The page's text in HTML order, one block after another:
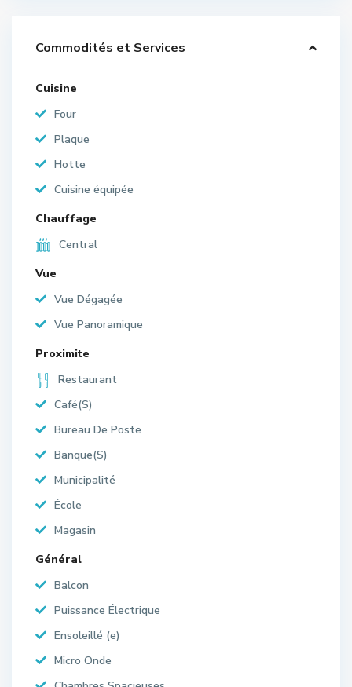
Commodités et Services
Cuisine
Four
Plaque
Hotte
Cuisine équipée
Chauffage
Central
Vue
Vue Dégagée
Vue Panoramique
Proximite
Restaurant
Café(S)
Bureau De Poste
Banque(S)
Municipalité
École
Magasin
Général
Balcon
Puissance Électrique
Ensoleillé (e)
Micro Onde